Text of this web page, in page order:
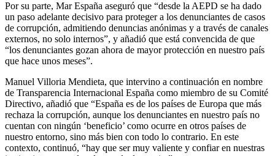
Por su parte, Mar España aseguró que “desde la AEPD se ha dado
un paso adelante decisivo para proteger a los denunciantes de casos
de corrupción, admitiendo denuncias anónimas y a través de canales
externos, no solo internos”, y añadió que está convencida de que
“los denunciantes gozan ahora de mayor protección en nuestro país
que hace unos meses”.
Manuel Villoria Mendieta, que intervino a continuación en nombre
de Transparencia Internacional España como miembro de su Comité
Directivo, añadió que “España es de los países de Europa que más
rechaza la corrupción, aunque los denunciantes en nuestro país no
cuentan con ningún ‘beneficio’ como ocurre en otros países de
nuestro entorno, sino más bien con todo lo contrario. En este
contexto, continuó, “hay que ser muy valiente y confiar en nuestras